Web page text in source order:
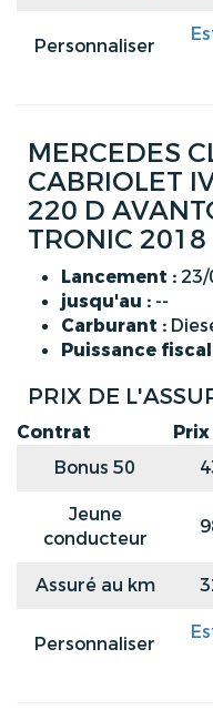
Personnaliser
MERCEDES
CABRIOLET
220 D
TRONIC 2018
Lancement :
jusqu'au : --
Carburant :
Puissance
PRIX DE
Contrat
Bonus 50
Jeune
conducteur
Assuré au km
Personnaliser